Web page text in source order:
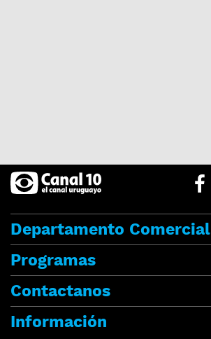
Departamento Comercial
Programas
Contactanos
Información